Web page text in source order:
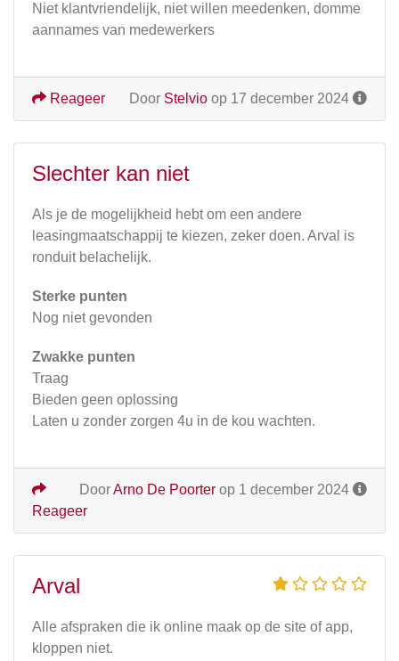
Niet klantvriendelijk, niet willen meedenken, domme
aannames van medewerkers
Door Stelvio op 17 december 2024
Reageer
Slechter kan niet
Als je de mogelijkheid hebt om een andere
leasingmaatschappij te kiezen, zeker doen. Arval is
ronduit belachelijk.
Sterke punten
Nog niet gevonden
Zwakke punten
Traag
Bieden geen oplossing
Laten u zonder zorgen 4u in de kou wachten.
DoorArno De Poorter op 1 december 2024
Reageer
Arval
Alle afspraken die ik online maak op de site of app,
kloppen niet.